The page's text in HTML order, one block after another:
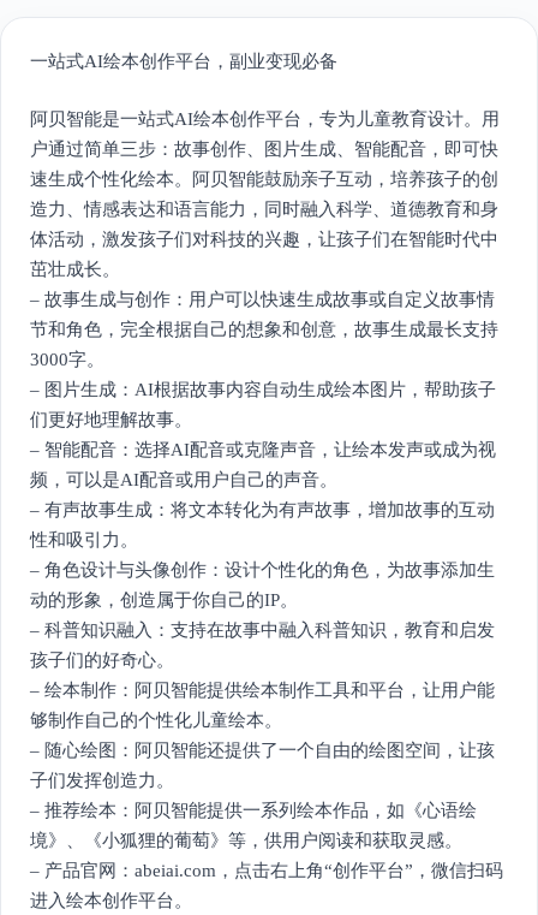
一站式AI绘本创作平台，副业变现必备
阿贝智能是一站式AI绘本创作平台，专为儿童教育设计。用
户通过简单三步：故事创作、图片生成、智能配音，即可快
速生成个性化绘本。阿贝智能鼓励亲子互动，培养孩子的创
造力、情感表达和语言能力，同时融入科学、道德教育和身
体活动，激发孩子们对科技的兴趣，让孩子们在智能时代中
茁壮成长。
– 故事生成与创作：用户可以快速生成故事或自定义故事情
节和角色，完全根据自己的想象和创意，故事生成最长支持
3000字。
– 图片生成：AI根据故事内容自动生成绘本图片，帮助孩子
们更好地理解故事。
– 智能配音：选择AI配音或克隆声音，让绘本发声或成为视
频，可以是AI配音或用户自己的声音。
– 有声故事生成：将文本转化为有声故事，增加故事的互动
性和吸引力。
– 角色设计与头像创作：设计个性化的角色，为故事添加生
动的形象，创造属于你自己的IP。
– 科普知识融入：支持在故事中融入科普知识，教育和启发
孩子们的好奇心。
– 绘本制作：阿贝智能提供绘本制作工具和平台，让用户能
够制作自己的个性化儿童绘本。
– 随心绘图：阿贝智能还提供了一个自由的绘图空间，让孩
子们发挥创造力。
– 推荐绘本：阿贝智能提供一系列绘本作品，如《心语绘
境》、《小狐狸的葡萄》等，供用户阅读和获取灵感。
– 产品官网：abeiai.com，点击右上角“创作平台”，微信扫码
进入绘本创作平台。